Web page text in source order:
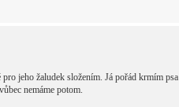
jeho žaludek složením. Já pořád krmím psa
nemáme potom.